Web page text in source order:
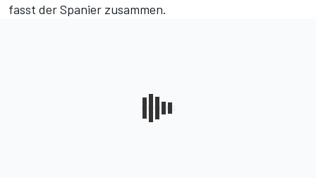
fasst der Spanier zusammen.